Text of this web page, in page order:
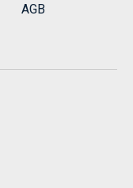
AGB